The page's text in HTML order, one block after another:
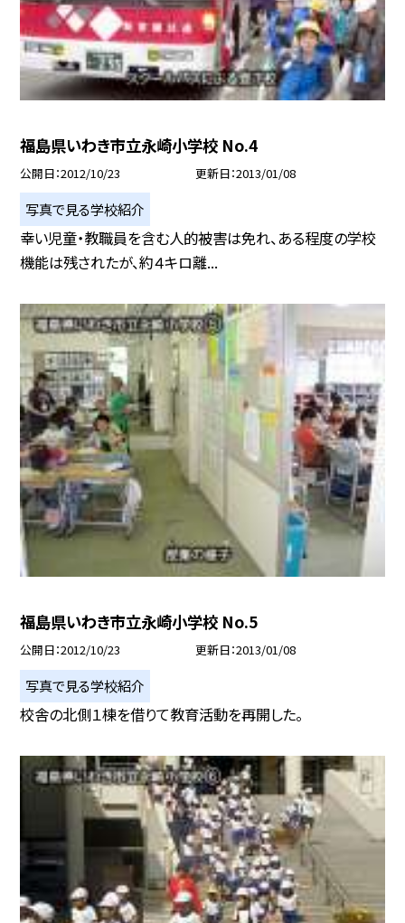
福島県いわき市立永崎小学校 No.4
公開日 2012/10/23 更新日 2013/01/08
写真で見る学校紹介
幸い児童・教職員を含む人的被害は免れ、ある程度の学校
機能は残されたが、約４キロ離...
福島県いわき市立永崎小学校 No.5
公開日 2012/10/23 更新日 2013/01/08
写真で見る学校紹介
校舎の北側１棟を借りて教育活動を再開した。